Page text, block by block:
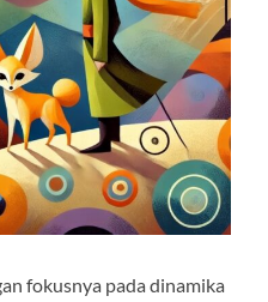
fokusnya pada dinamika